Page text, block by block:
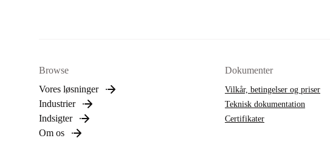
Browse
Vores løsninger
Industrier
Indsigter
Om os
Dokumenter
Vilkår, betingelser og priser
Teknisk dokumentation
Certifikater